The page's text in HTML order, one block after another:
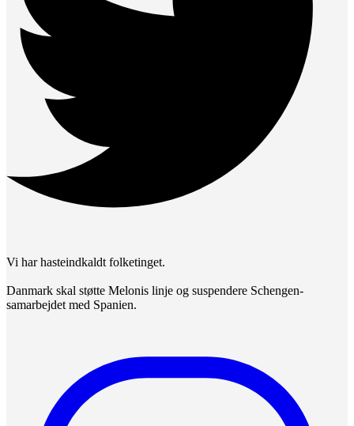
Vi har hasteindkaldt folketinget.
Danmark skal støtte Melonis linje og suspendere Schengen-
samarbejdet med Spanien.